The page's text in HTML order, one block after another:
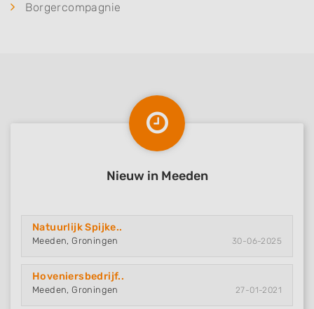
Borgercompagnie
Nieuw in Meeden
Natuurlijk Spijke..
Meeden, Groningen 30-06-2025
Hoveniersbedrijf..
Meeden, Groningen 27-01-2021